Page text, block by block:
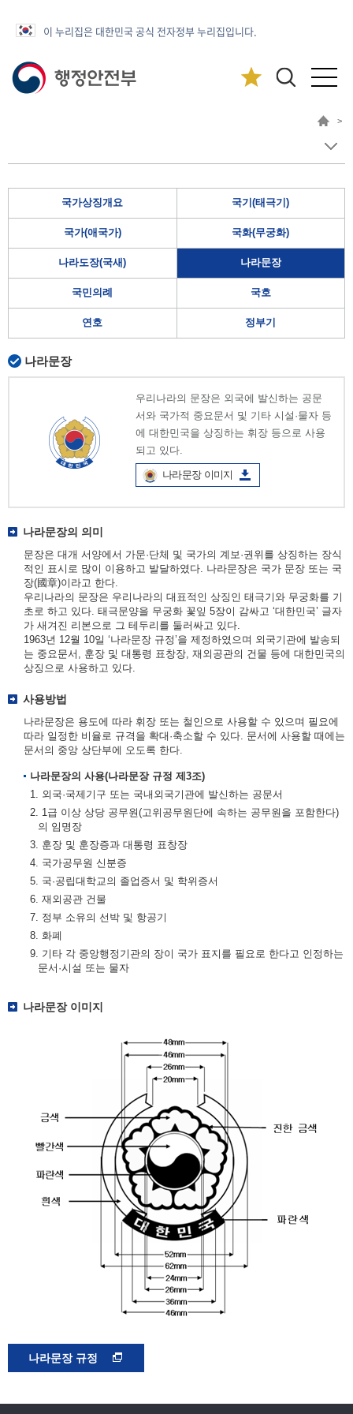
이 누리집은 대한민국 공식 전자정부 누리집입니다.
>
국가상징개요 국기(태극기)
국가(애국가) 국화(무궁화)
나라도장(국새) 나라문장
국민의례 국호
연호 정부기
나라문장
우리나라의 문장은 외국에 발신하는 공문
서와 국가적 중요문서 및 기타 시설·물자 등
에 대한민국을 상징하는 휘장 등으로 사용
되고 있다.
나라문장 이미지
나라문장의 의미
문장은 대개 서양에서 가문·단체 및 국가의 계보·권위를 상징하는 장식
적인 표시로 많이 이용하고 발달하였다. 나라문장은 국가 문장 또는 국
장(國章)이라고 한다.
우리나라의 문장은 우리나라의 대표적인 상징인 태극기와 무궁화를 기
초로 하고 있다. 태극문양을 무궁화 꽃잎 5장이 감싸고 ‘대한민국’ 글자
가 새겨진 리본으로 그 테두리를 둘러싸고 있다.
1963년 12월 10일 ‘나라문장 규정’을 제정하였으며 외국기관에 발송되
는 중요문서, 훈장 및 대통령 표창장, 재외공관의 건물 등에 대한민국의
상징으로 사용하고 있다.
사용방법
나라문장은 용도에 따라 휘장 또는 철인으로 사용할 수 있으며 필요에
따라 일정한 비율로 규격을 확대·축소할 수 있다. 문서에 사용할 때에는
문서의 중앙 상단부에 오도록 한다.
나라문장의 사용(나라문장 규정 제3조)
1. 외국·국제기구 또는 국내외국기관에 발신하는 공문서
2. 1급 이상 상당 공무원(고위공무원단에 속하는 공무원을 포함한다)
의 임명장
3. 훈장 및 훈장증과 대통령 표창장
4. 국가공무원 신분증
5. 국·공립대학교의 졸업증서 및 학위증서
6. 재외공관 건물
7. 정부 소유의 선박 및 항공기
8. 화폐
9. 기타 각 중앙행정기관의 장이 국가 표지를 필요로 한다고 인정하는
문서·시설 또는 물자
나라문장 이미지
나라문장 규정